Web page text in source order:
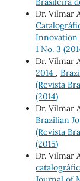
Dr. Vilmar
Innovation
1 No. 3
Dr. Vilmar
2014 ,
(Revista
(2014)
Dr. Vilmar
Brazilian
(Revista
(2015)
Dr. Vilmar